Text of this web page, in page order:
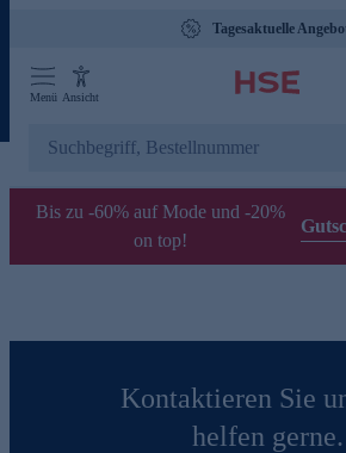
Tagesaktuelle
Menü Ansicht
Bis zu -60% auf Mode und -20%
on top!
Kontaktieren Sie
helfen gerne.